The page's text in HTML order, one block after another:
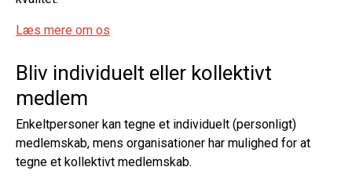
Læs mere om os
Bliv individuelt eller kollektivt
medlem
Enkeltpersoner kan tegne et individuelt (personligt)
medlemskab, mens organisationer har mulighed for at
tegne et kollektivt medlemskab.